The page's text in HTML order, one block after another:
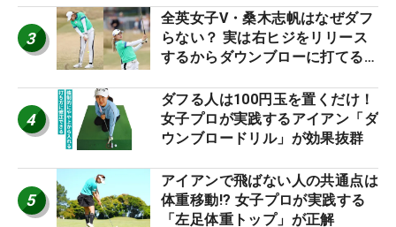
3
全英女子V・桑木志帆はなぜダフ
らない？ 実は右ヒジをリリース
するからダウンブローに打てる #
4
ダフる人は100円玉を置くだけ！
女子プロが実践するアイアン「ダ
ウンブロードリル」が効果抜群
5
アイアンで飛ばない人の共通点は
体重移動!? 女子プロが実践する
「左足体重トップ」が正解